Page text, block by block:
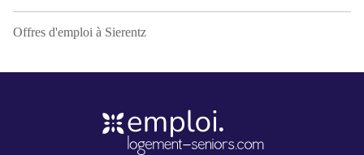
Offres d'emploi à Sierentz